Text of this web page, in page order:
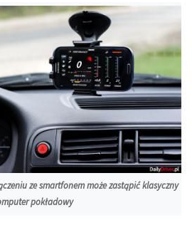
ze smartfonem może zastąpić klasyczny
pokładowy